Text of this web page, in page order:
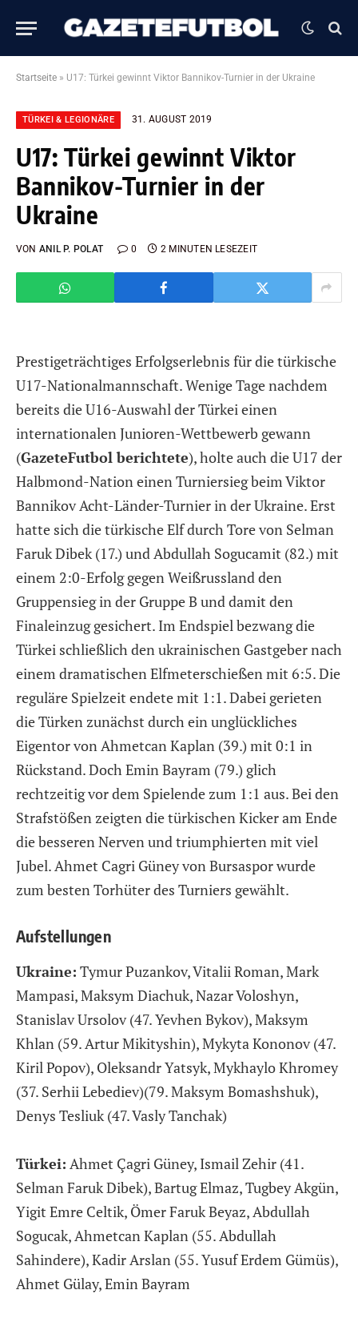
Startseite » U17: Türkei gewinnt Viktor Bannikov-Turnier in der Ukraine
TÜRKEI & LEGIONÄRE 31. AUGUST 2019
U17: Türkei gewinnt Viktor
Bannikov-Turnier in der
Ukraine
VON ANIL P. POLAT 0 2 MINUTEN LESEZEIT
Prestigeträchtiges Erfolgserlebnis für die türkische
U17-Nationalmannschaft. Wenige Tage nachdem
bereits die U16-Auswahl der Türkei einen
internationalen Junioren-Wettbewerb gewann
(GazeteFutbol berichtete), holte auch die U17 der
Halbmond-Nation einen Turniersieg beim Viktor
Bannikov Acht-Länder-Turnier in der Ukraine. Erst
hatte sich die türkische Elf durch Tore von Selman
Faruk Dibek (17.) und Abdullah Sogucamit (82.) mit
einem 2:0-Erfolg gegen Weißrussland den
Gruppensieg in der Gruppe B und damit den
Finaleinzug gesichert. Im Endspiel bezwang die
Türkei schließlich den ukrainischen Gastgeber nach
einem dramatischen Elfmeterschießen mit 6:5. Die
reguläre Spielzeit endete mit 1:1. Dabei gerieten
die Türken zunächst durch ein unglückliches
Eigentor von Ahmetcan Kaplan (39.) mit 0:1 in
Rückstand. Doch Emin Bayram (79.) glich
rechtzeitig vor dem Spielende zum 1:1 aus. Bei den
Strafstößen zeigten die türkischen Kicker am Ende
die besseren Nerven und triumphierten mit viel
Jubel. Ahmet Cagri Güney von Bursaspor wurde
zum besten Torhüter des Turniers gewählt.
Aufstellungen
Ukraine: Tymur Puzankov, Vitalii Roman, Mark
Mampasi, Maksym Diachuk, Nazar Voloshyn,
Stanislav Ursolov (47. Yevhen Bykov), Maksym
Khlan (59. Artur Mikityshin), Mykyta Kononov (47.
Kiril Popov), Oleksandr Yatsyk, Mykhaylo Khromey
(37. Serhii Lebediev)(79. Maksym Bomashshuk),
Denys Tesliuk (47. Vasly Tanchak)
Türkei: Ahmet Çagri Güney, Ismail Zehir (41.
Selman Faruk Dibek), Bartug Elmaz, Tugbey Akgün,
Yigit Emre Celtik, Ömer Faruk Beyaz, Abdullah
Sogucak, Ahmetcan Kaplan (55. Abdullah
Sahindere), Kadir Arslan (55. Yusuf Erdem Gümüs),
Ahmet Gülay, Emin Bayram